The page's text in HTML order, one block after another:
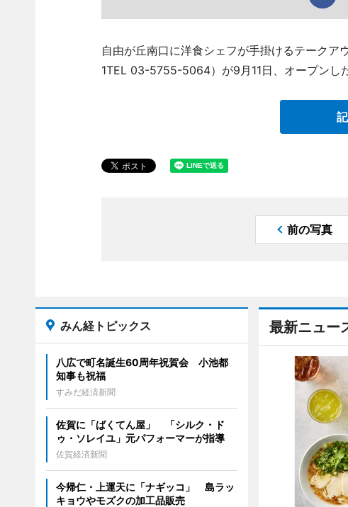
自由が丘南口に洋食シェフが手掛けるテークア
1TEL 03-5755-5064）が9月11日、オープンした
前の写真
最新ニュー
みん経トピックス
八広で町名誕生60周年祝賀会 小池都
知事も祝福
すみだ経済新聞
佐賀に「ばくてん屋」 「シルク・ド
ゥ・ソレイユ」元パフォーマーが指導
佐賀経済新聞
今帰仁・上運天に「ナギッコ」 島ラッ
キョウやモズクの加工品販売